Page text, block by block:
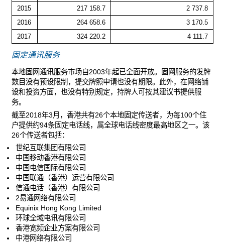
2015
217 158.7
2 737.8
2016
264 658.6
3 170.5
2017
324 220.2 4 111.7
固定通讯服务
本地固网通讯服务市场自2003年起已全面开放。固网服务的发牌
数目没有预设限制，提交牌照申请也没有期限。此外，在网络铺
设和投资方面，也没有特别规定，持牌人可按其建议书提供服
务。
截至2018年3月，香港共有26个本地固定传送者，为每100个住
户提供约94条固定电话线，属全球电话线密度最高地区之一。该
26个传送者包括：
世纪互联集团有限公司
中国移动香港有限公司
中国电信国际有限公司
中国联通（香港）运营有限公司
信通电话（香港）有限公司
2易通网络有限公司
Equinix Hong Kong Limited
环球全域电讯有限公司
香港宽频企业方案有限公司
中港网络有限公司